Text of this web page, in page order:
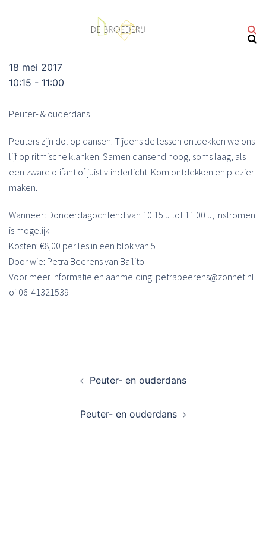
18 mei 2017
10:15 - 11:00
Peuter- & ouderdans
Peuters zijn dol op dansen. Tijdens de lessen ontdekken we ons
lijf op ritmische klanken. Samen dansend hoog, soms laag, als
een zware olifant of juist vlinderlicht. Kom ontdekken en plezier
maken.
Wanneer: Donderdagochtend van 10.15 u tot 11.00 u, instromen
is mogelijk
Kosten: €8,00 per les in een blok van 5
Door wie: Petra Beerens van Bailito
Voor meer informatie en aanmelding: petrabeerens@zonnet.nl
of 06-41321539
Peuter- en ouderdans
Peuter- en ouderdans